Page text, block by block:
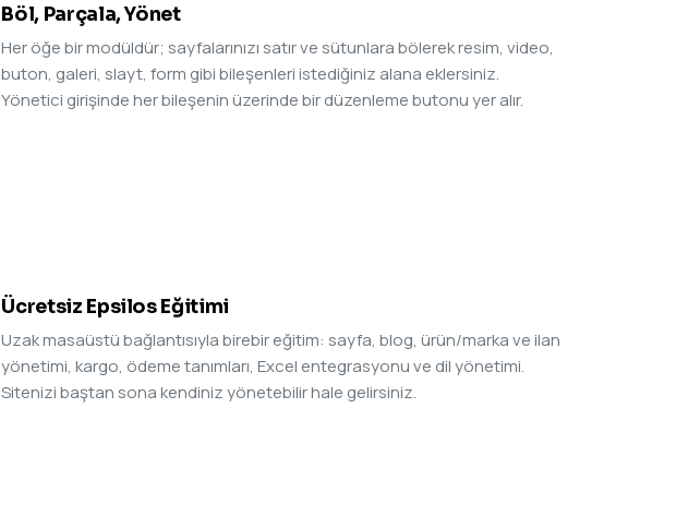
Böl, Parçala, Yönet
Her öğe bir modüldür; sayfalarınızı satır ve sütunlara bölerek resim, video,
buton, galeri, slayt, form gibi bileşenleri istediğiniz alana eklersiniz.
Yönetici girişinde her bileşenin üzerinde bir düzenleme butonu yer alır.
Ücretsiz Epsilos Eğitimi
Uzak masaüstü bağlantısıyla birebir eğitim: sayfa, blog, ürün/marka ve ilan
yönetimi, kargo, ödeme tanımları, Excel entegrasyonu ve dil yönetimi.
Sitenizi baştan sona kendiniz yönetebilir hale gelirsiniz.